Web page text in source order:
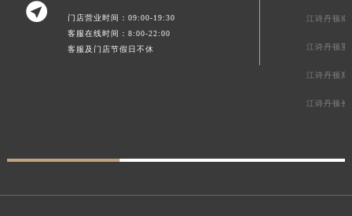

门店营业时间：09:00-19:30
客服在线时间：8:00-22:00
客服及门店节假日不休
江诗丹顿南
江诗丹顿重
江诗丹顿郑
江诗丹顿长